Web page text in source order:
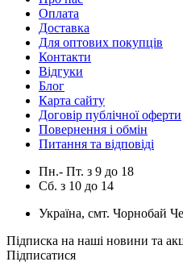
Оплата
Доставка
Для оптових покупців
Контакти
Відгуки
Блог
Карта сайту
Договір публічної оферти
Повернення і обмін
Питання та відповіді
Пн.- Пт. з 9 до 18
Сб. з 10 до 14
Україна, смт. Чорнобай
Підписка на наші новини та
Підписатися